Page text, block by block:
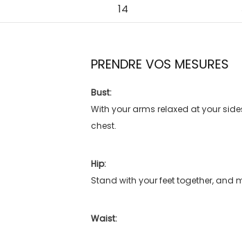
14
PRENDRE VOS MESURES
Bust:
With your arms relaxed at your
chest.
Hip:
Stand with your feet together, and
Waist: